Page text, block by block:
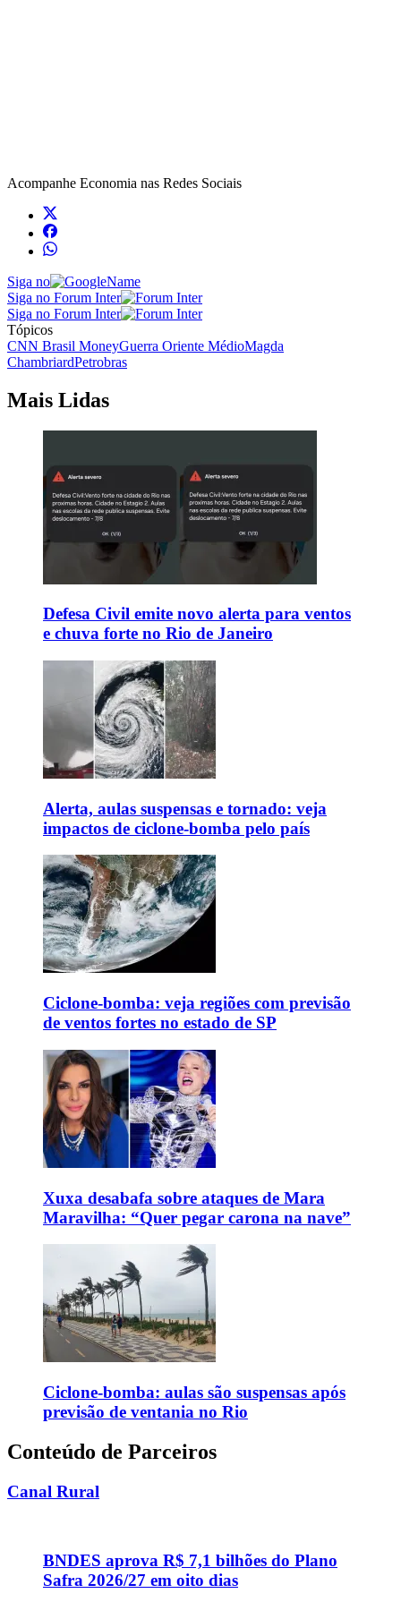
Acompanhe Economia nas Redes Sociais
Siga no
Siga no Forum Inter
Siga no Forum Inter
Tópicos
CNN Brasil MoneyGuerra Oriente MédioMagda
ChambriardPetrobras
Mais Lidas
Defesa Civil emite novo alerta para ventos
e chuva forte no Rio de Janeiro
Alerta, aulas suspensas e tornado: veja
impactos de ciclone-bomba pelo país
Ciclone-bomba: veja regiões com previsão
de ventos fortes no estado de SP
Xuxa desabafa sobre ataques de Mara
Maravilha: “Quer pegar carona na nave”
Ciclone-bomba: aulas são suspensas após
previsão de ventania no Rio
Conteúdo de Parceiros
Canal Rural
BNDES aprova R$ 7,1 bilhões do Plano
Safra 2026/27 em oito dias